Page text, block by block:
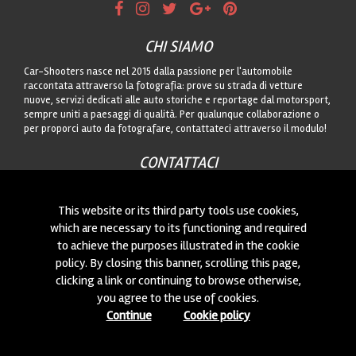
CHI SIAMO
Car-Shooters nasce nel 2015 dalla passione per l'automobile
raccontata attraverso la fotografia: prove su strada di vetture
nuove, servizi dedicati alle auto storiche e reportage dal motorsport,
sempre uniti a paesaggi di qualità. Per qualunque collaborazione o
per proporci auto da fotografare, contattateci attraverso il modulo!
CONTATTACI
© 2015-2026 CAR-SHOOTERS. ALL RIGHTS RESERVED.
This website or its third party tools use cookies,
which are necessary to its functioning and required
to achieve the purposes illustrated in the cookie
policy. By closing this banner, scrolling this page,
clicking a link or continuing to browse otherwise,
you agree to the use of cookies.
Continue
Cookie policy